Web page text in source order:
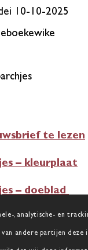
10-10-2025
te lezen
– kleurplaat
– doeblad
, analytische- en
van andere partijen